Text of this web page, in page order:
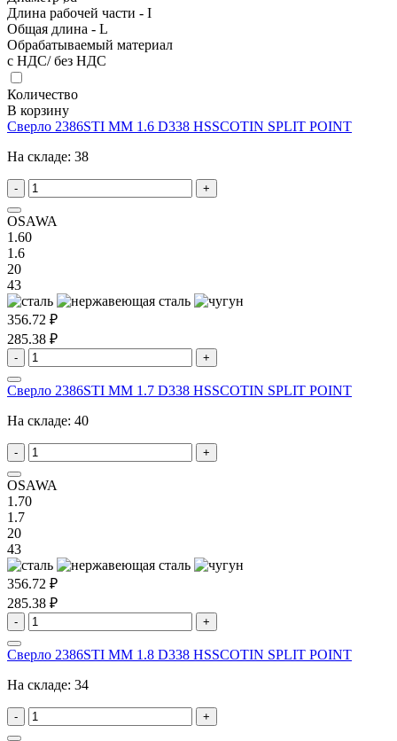
Длина рабочей части - I
Общая длина - L
Обрабатываемый материал
с НДС/ без НДС
Количество
В корзину
Сверло 2386STI MM 1.6 D338 HSSCOTIN SPLIT POINT
На складе: 38
- +
OSAWA
1.60
1.6
20
43
356.72 ₽
285.38 ₽
- +
Сверло 2386STI MM 1.7 D338 HSSCOTIN SPLIT POINT
На складе: 40
- +
OSAWA
1.70
1.7
20
43
356.72 ₽
285.38 ₽
- +
Сверло 2386STI MM 1.8 D338 HSSCOTIN SPLIT POINT
На складе: 34
- +